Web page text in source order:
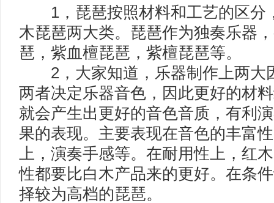
1，琵琶按照材料和工艺的区分
木琵琶两大类。琵琶作为独奏乐器
琶，紫血檀琵琶，紫檀琵琶等。
2，大家知道，乐器制作上两大
两者决定乐器音色，因此更好的材
就会产生出更好的音色音质，有利
果的表现。主要表现在音色的丰富
上，演奏手感等。在耐用性上，红
性都要比白木产品来的更好。在条
择较为高档的琵琶。